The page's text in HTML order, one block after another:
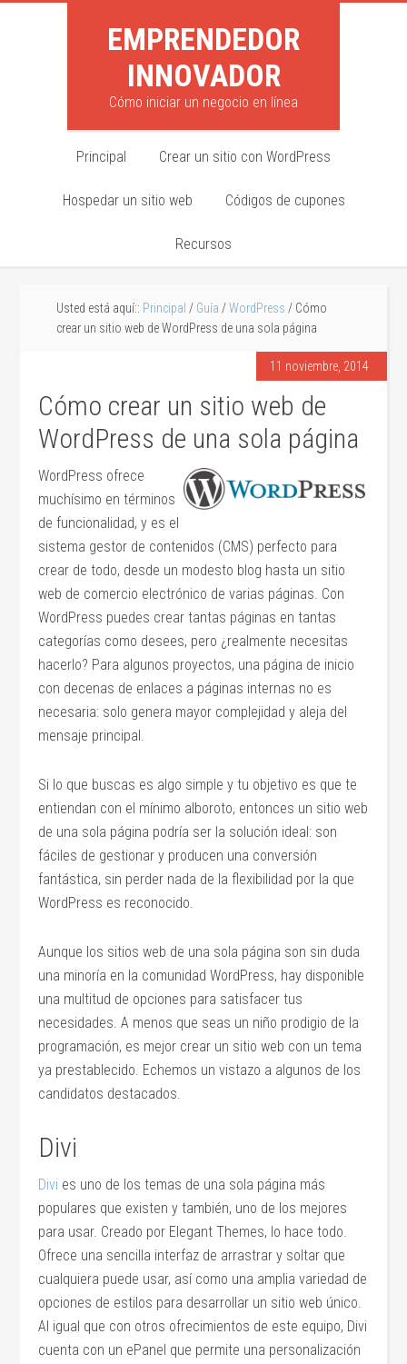
EMPRENDEDOR
INNOVADOR
Cómo iniciar un negocio en línea
Principal Crear un sitio con WordPress
Hospedar un sitio web Códigos de cupones
Recursos
Usted está aquí:: Principal / Guía /WordPress / Cómo
crear un sitio web de WordPress de una sola página
11 noviembre, 2014
Cómo crear un sitio web de
WordPress de una sola página
WordPress ofrece
muchísimo en términos
de funcionalidad, y es el
sistema gestor de contenidos (CMS) perfecto para
crear de todo, desde un modesto blog hasta un sitio
web de comercio electrónico de varias páginas. Con
WordPress puedes crear tantas páginas en tantas
categorías como desees, pero ¿realmente necesitas
hacerlo? Para algunos proyectos, una página de inicio
con decenas de enlaces a páginas internas no es
necesaria: solo genera mayor complejidad y aleja del
mensaje principal.
Si lo que buscas es algo simple y tu objetivo es que te
entiendan con el mínimo alboroto, entonces un sitio web
de una sola página podría ser la solución ideal: son
fáciles de gestionar y producen una conversión
fantástica, sin perder nada de la flexibilidad por la que
WordPress es reconocido.
Aunque los sitios web de una sola página son sin duda
una minoría en la comunidad WordPress, hay disponible
una multitud de opciones para satisfacer tus
necesidades. A menos que seas un niño prodigio de la
programación, es mejor crear un sitio web con un tema
ya prestablecido. Echemos un vistazo a algunos de los
candidatos destacados.
Divi
Divi es uno de los temas de una sola página más
populares que existen y también, uno de los mejores
para usar. Creado por Elegant Themes, lo hace todo.
Ofrece una sencilla interfaz de arrastrar y soltar que
cualquiera puede usar, así como una amplia variedad de
opciones de estilos para desarrollar un sitio web único.
Al igual que con otros ofrecimientos de este equipo, Divi
cuenta con un ePanel que permite una personalización